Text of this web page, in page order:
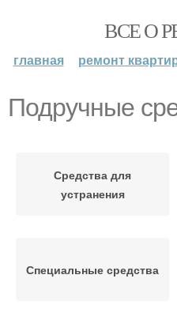
ВСЕ О
главная ремонт
Подручные
Средства для
устранения
Специальные средства